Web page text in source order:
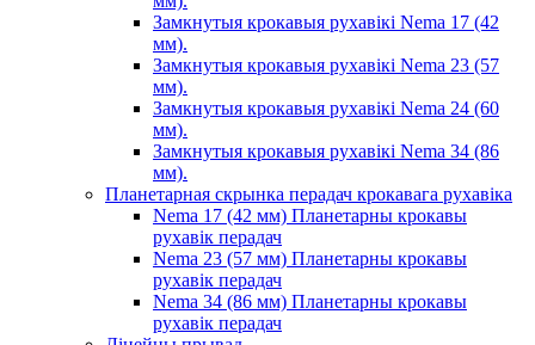
Замкнутыя крокавыя рухавікі Nema 17 (42
мм).
Замкнутыя крокавыя рухавікі Nema 23 (57
мм).
Замкнутыя крокавыя рухавікі Nema 24 (60
мм).
Замкнутыя крокавыя рухавікі Nema 34 (86
мм).
Планетарная скрынка перадач крокавага рухавіка
Nema 17 (42 мм) Планетарны крокавы
рухавік перадач
Nema 23 (57 мм) Планетарны крокавы
рухавік перадач
Nema 34 (86 мм) Планетарны крокавы
рухавік перадач